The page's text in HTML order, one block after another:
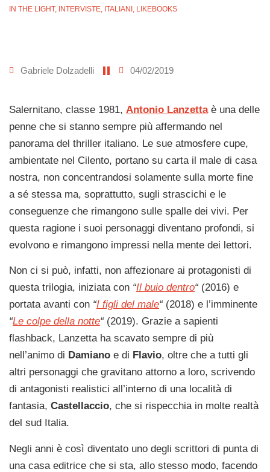
IN THE LIGHT, INTERVISTE, ITALIANI , LIKEBOOKS
Gabriele Dolzadelli 04/02/2019
Salernitano, classe 1981, Antonio Lanzettaè una delle
penne che si stanno sempre più affermando nel
panorama del thriller italiano. Le sue atmosfere cupe,
ambientate nel Cilento, portano su carta il male di casa
nostra, non concentrandosi solamente sulla morte fine
a sé stessa ma, soprattutto, sugli strascichi e le
conseguenze che rimangono sulle spalle dei vivi. Per
questa ragione i suoi personaggi diventano profondi, si
evolvono e rimangono impressi nella mente dei lettori.
Non ci si può, infatti, non affezionare ai protagonisti di
questa trilogia, iniziata con “Il buio dentro“ (2016) e
portata avanti con “I figli del male“ (2018) e l’imminente
“Le colpe della notte“ (2019). Grazie a sapienti
flashback, Lanzetta ha scavato sempre di più
nell’animo di Damiano e di Flavio, oltre che a tutti gli
altri personaggi che gravitano attorno a loro, scrivendo
di antagonisti realistici all’interno di una località di
fantasia, Castellaccio, che si rispecchia in molte realtà
del sud Italia.
Negli anni è così diventato uno degli scrittori di punta di
una casa editrice che si sta, allo stesso modo, facendo